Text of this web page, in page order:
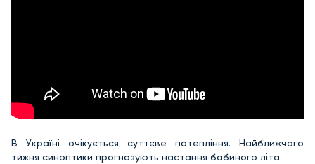
В Україні очікується суттєве потепління. Найближчого
тижня синоптики прогнозують настання бабиного літа.